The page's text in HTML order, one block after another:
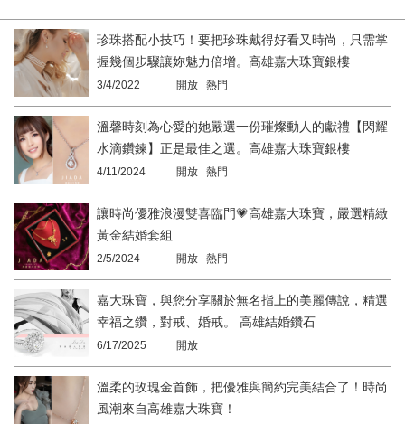
珍珠搭配小技巧！要把珍珠戴得好看又時尚，只需掌
握幾個步驟讓妳魅力倍增。高雄嘉大珠寶銀樓
3/4/2022 開放 熱門
溫馨時刻為心愛的她嚴選一份璀燦動人的獻禮【閃耀
水滴鑽鍊】正是最佳之選。高雄嘉大珠寶銀樓
4/11/2024 開放 熱門
讓時尚優雅浪漫雙喜臨門💗高雄嘉大珠寶，嚴選精緻
黃金結婚套組
2/5/2024 開放 熱門
嘉大珠寶，與您分享關於無名指上的美麗傳說，精選
幸福之鑽，對戒、婚戒。 高雄結婚鑽石​​​​​​​
6/17/2025 開放
溫柔的玫瑰金首飾，把優雅與簡約完美結合了！時尚
風潮來自高雄嘉大珠寶！